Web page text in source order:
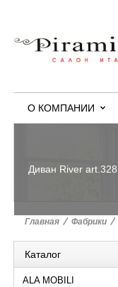
О КОМПАНИИ
Диван River art.328
Главная > Фабрики >
Каталог
ALA MOBILI